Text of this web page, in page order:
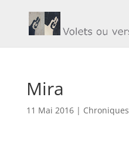
Mira
11 Mai 2016| Chroniques